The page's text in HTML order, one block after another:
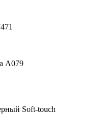
A079
Soft-touch